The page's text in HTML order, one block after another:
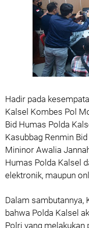
Hadir pada
Kalsel Kombes Pol
Bid Humas Polda
Kasubbag Renmin
Mininor Awalia
Humas Polda Kalsel
elektronik, maupun
Dalam sambutannya,
bahwa Polda Kalsel
Polri yang melakukan